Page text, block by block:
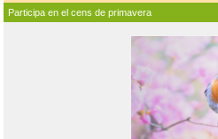
Participa en el cens de primavera